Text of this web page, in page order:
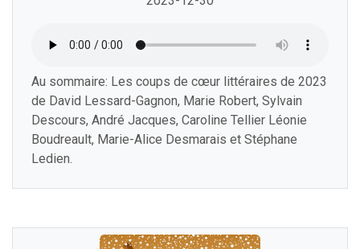
Au sommaire: Les coups de cœur littéraires de 2023
de David Lessard-Gagnon, Marie Robert, Sylvain
Descours, André Jacques, Caroline Tellier Léonie
Boudreault, Marie-Alice Desmarais et Stéphane
Ledien.